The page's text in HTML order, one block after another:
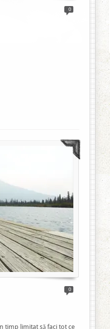
0
0
timp limitat să faci tot ce